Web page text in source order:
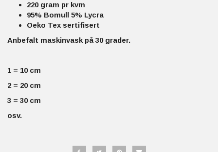
220 gram pr kvm
95% Bomull 5% Lycra
Oeko Tex sertifisert
Anbefalt maskinvask på 30 grader.
1 = 10 cm
2 = 20 cm
3 = 30 cm
osv.